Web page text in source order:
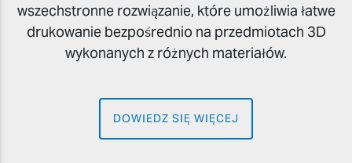
wszechstronne rozwiązanie, które umożliwia łatwe
drukowanie bezpośrednio na przedmiotach 3D
wykonanych z różnych materiałów.
DOWIEDZ SIĘ WIĘCEJ